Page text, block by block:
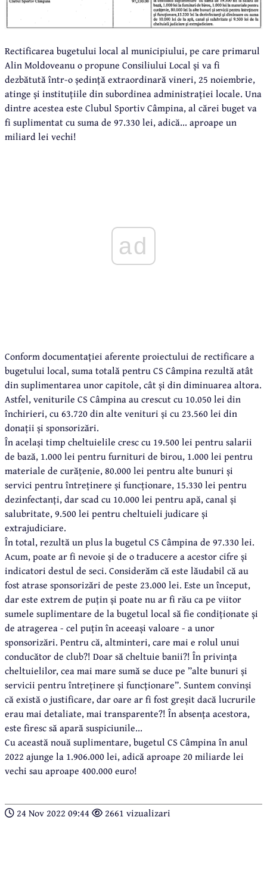
Rectificarea bugetului local al municipiului, pe care primarul
Alin Moldoveanu o propune Consiliului Local și va fi
dezbătută într-o ședință extraordinară vineri, 25 noiembrie,
atinge și instituțiile din subordinea administrației locale. Una
dintre acestea este Clubul Sportiv Câmpina, al cărei buget va
fi suplimentat cu suma de 97.330 lei, adică... aproape un
miliard lei vechi!
ad
Conform documentației aferente proiectului de rectificare a
bugetului local, suma totală pentru CS Câmpina rezultă atât
din suplimentarea unor capitole, cât și din diminuarea altora.
Astfel, veniturile CS Câmpina au crescut cu 10.050 lei din
închirieri, cu 63.720 din alte venituri și cu 23.560 lei din
donații și sponsorizări.
În același timp cheltuielile cresc cu 19.500 lei pentru salarii
de bază, 1.000 lei pentru furnituri de birou, 1.000 lei pentru
materiale de curățenie, 80.000 lei pentru alte bunuri și
servici pentru întreținere și funcționare, 15.330 lei pentru
dezinfectanți, dar scad cu 10.000 lei pentru apă, canal și
salubritate, 9.500 lei pentru cheltuieli judicare și
extrajudiciare.
În total, rezultă un plus la bugetul CS Câmpina de 97.330 lei.
Acum, poate ar fi nevoie și de o traducere a acestor cifre și
indicatori destul de seci. Considerăm că este lăudabil că au
fost atrase sponsorizări de peste 23.000 lei. Este un început,
dar este extrem de puțin și poate nu ar fi rău ca pe viitor
sumele suplimentare de la bugetul local să fie condiționate și
de atragerea - cel puțin în aceeași valoare - a unor
sponsorizări. Pentru că, altminteri, care mai e rolul unui
conducător de club?! Doar să cheltuie banii?! În privința
cheltuielilor, cea mai mare sumă se duce pe ”alte bunuri și
servicii pentru întreținere și funcționare”. Suntem convinși
că există o justificare, dar oare ar fi fost greșit dacă lucrurile
erau mai detaliate, mai transparente?! În absența acestora,
este firesc să apară suspiciunile...
Cu această nouă suplimentare, bugetul CS Câmpina în anul
2022 ajunge la 1.906.000 lei, adică aproape 20 miliarde lei
vechi sau aproape 400.000 euro!
24 Nov 2022 09:44 2661 vizualizari